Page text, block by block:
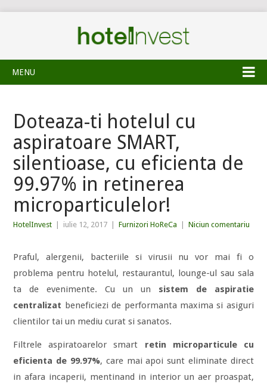
MENU
Doteaza-ti hotelul cu
aspiratoare SMART,
silentioase, cu eficienta de
99.97% in retinerea
microparticulelor!
HotelInvest iulie 12, 2017 Furnizori HoReCa Niciun comentariu
Praful, alergenii, bacteriile si virusii nu vor mai fi o
problema pentru hotelul, restaurantul, lounge-ul sau sala
ta de evenimente. Cu un un sistem de aspiratie
centralizat beneficiezi de performanta maxima si asiguri
clientilor tai un mediu curat si sanatos.
Filtrele aspiratoarelor smart retin microparticule cu
eficienta de 99.97%, care mai apoi sunt eliminate direct
in afara incaperii, mentinand in interior un aer proaspat,